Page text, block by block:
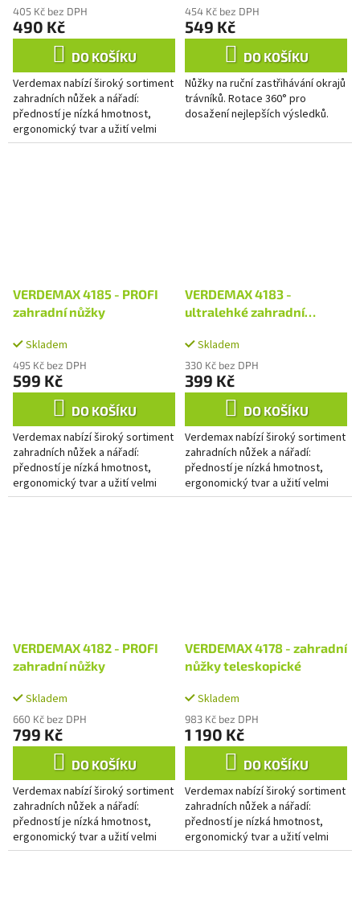
405 Kč bez DPH
490 Kč
DO KOŠÍKU
Verdemax nabízí široký sortiment
zahradních nůžek a nářadí:
předností je nízká hmotnost,
ergonomický tvar a užití velmi
kvalitních materiálů.
454 Kč bez DPH
549 Kč
DO KOŠÍKU
Nůžky na ruční zastřihávání okrajů
trávníků. Rotace 360° pro
dosažení nejlepších výsledků.
VERDEMAX 4185 - PROFI
zahradní nůžky
Skladem
495 Kč bez DPH
599 Kč
DO KOŠÍKU
Verdemax nabízí široký sortiment
zahradních nůžek a nářadí:
předností je nízká hmotnost,
ergonomický tvar a užití velmi
kvalitních materiálů.
VERDEMAX 4183 -
ultralehké zahradní
Skladem
330 Kč bez DPH
399 Kč
DO KOŠÍKU
Verdemax nabízí široký sortiment
zahradních nůžek a nářadí:
předností je nízká hmotnost,
ergonomický tvar a užití velmi
kvalitních materiálů.
VERDEMAX 4182 - PROFI
zahradní nůžky
Skladem
660 Kč bez DPH
799 Kč
DO KOŠÍKU
Verdemax nabízí široký sortiment
zahradních nůžek a nářadí:
předností je nízká hmotnost,
ergonomický tvar a užití velmi
kvalitních materiálů.
VERDEMAX 4178 - zahradní
nůžky teleskopické
Skladem
983 Kč bez DPH
1 190 Kč
DO KOŠÍKU
Verdemax nabízí široký sortiment
zahradních nůžek a nářadí:
předností je nízká hmotnost,
ergonomický tvar a užití velmi
kvalitních materiálů.